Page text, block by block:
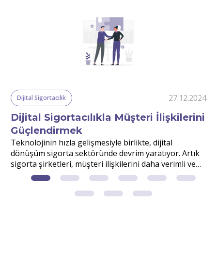
Dijital Sigortacılık 27.12.2024
Dijital Sigortacılıkla Müşteri İlişkilerini
Güçlendirmek
Teknolojinin hızla gelişmesiyle birlikte, dijital
dönüşüm sigorta sektöründe devrim yaratıyor. Artık
sigorta şirketleri, müşteri ilişkilerini daha verimli ve
etkili yönetmek için dijital çözümlerden faydalanıyor.